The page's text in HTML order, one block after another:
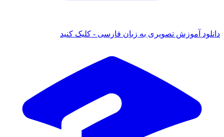
آموزش تصویری به زبان فارسی - کلیک کنید